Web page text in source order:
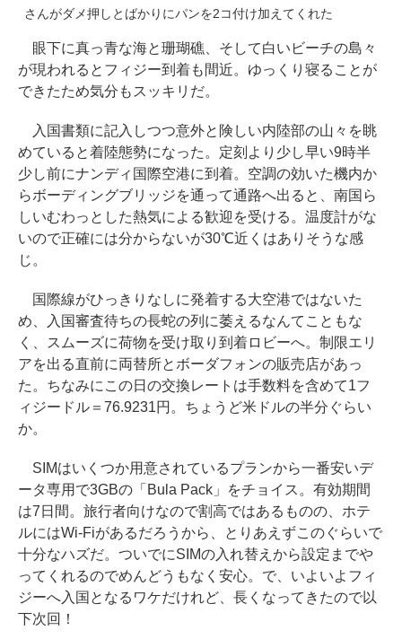
さんがダメ押しとばかりにパンを2コ付け加えてくれた
眼下に真っ青な海と珊瑚礁、そして白いビーチの島々
が現われるとフィジー到着も間近。ゆっくり寝ることが
できたため気分もスッキリだ。
入国書類に記入しつつ意外と険しい内陸部の山々を眺
めていると着陸態勢になった。定刻より少し早い9時半
少し前にナンディ国際空港に到着。空調の効いた機内か
らボーディングブリッジを通って通路へ出ると、南国ら
しいむわっとした熱気による歓迎を受ける。温度計がな
いので正確には分からないが30℃近くはありそうな感
じ。
国際線がひっきりなしに発着する大空港ではないた
め、入国審査待ちの長蛇の列に萎えるなんてこともな
く、スムーズに荷物を受け取り到着ロビーへ。制限エリ
アを出る直前に両替所とボーダフォンの販売店があっ
た。ちなみにこの日の交換レートは手数料を含めて1フ
ィジードル＝76.9231円。ちょうど米ドルの半分ぐらい
か。
SIMはいくつか用意されているプランから一番安いデ
ータ専用で3GBの「Bula Pack」をチョイス。有効期間
は7日間。旅行者向けなので割高ではあるものの、ホテ
ルにはWi-Fiがあるだろうから、とりあえずこのぐらいで
十分なハズだ。ついでにSIMの入れ替えから設定までや
ってくれるのでめんどうもなく安心。で、いよいよフィ
ジーへ入国となるワケだけれど、長くなってきたので以
下次回！